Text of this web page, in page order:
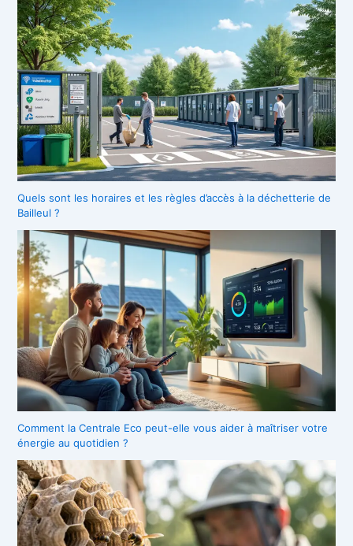
Quels sont les horaires et les règles d’accès à la déchetterie de
Bailleul ?
Comment la Centrale Eco peut-elle vous aider à maîtriser votre
énergie au quotidien ?